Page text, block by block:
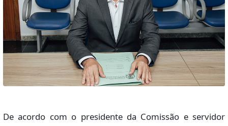
De acordo com o presidente da Comissão e servidor